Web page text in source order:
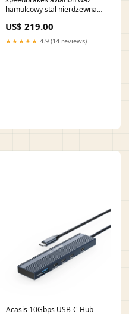
hamulcowy stal nierdzewna
am-outlander-800-800-2007-
esi1959490
US$ 219.00
★★★★★ 4.9 (14 reviews)
Acasis 10Gbps USB-C Hub